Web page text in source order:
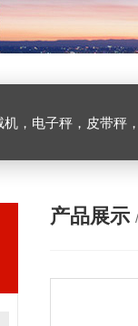
机，电子秤，皮带秤
产品展示